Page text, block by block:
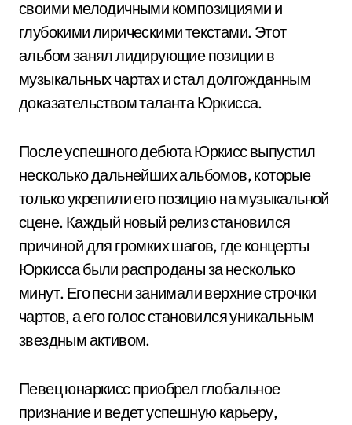
своими мелодичными композициями и
глубокими лирическими текстами. Этот
альбом занял лидирующие позиции в
музыкальных чартах и стал долгожданным
доказательством таланта Юркисса.
После успешного дебюта Юркисс выпустил
несколько дальнейших альбомов, которые
только укрепили его позицию на музыкальной
сцене. Каждый новый релиз становился
причиной для громких шагов, где концерты
Юркисса были распроданы за несколько
минут. Его песни занимали верхние строчки
чартов, а его голос становился уникальным
звездным активом.
Певец юнаркисс приобрел глобальное
признание и ведет успешную карьеру,